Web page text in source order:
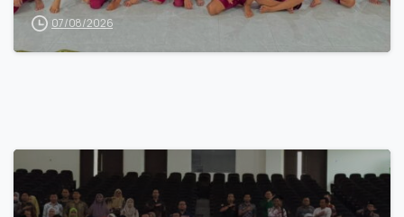
07/08/2026